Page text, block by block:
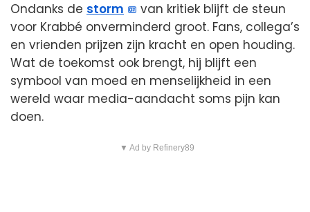
Ondanks de storm
van kritiek blijft de steun
voor Krabbé onverminderd groot. Fans, collega’s
en vrienden prijzen zijn kracht en open houding.
Wat de toekomst ook brengt, hij blijft een
symbool van moed en menselijkheid in een
wereld waar media-aandacht soms pijn kan
doen.
▼ Ad by Refinery89